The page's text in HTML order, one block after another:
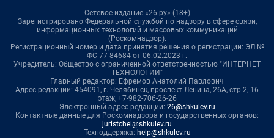
Сетевое издание «26.ру» (18+)
Зарегистрировано Федеральной службой по надзору в сфере связи,
информационных технологий и массовых коммуникаций
(Роскомнадзор).
Регистрационный номер и дата принятия решения о регистрации: ЭЛ №
ФС 77-84684 от 06.02.2023 г.
Учредитель: Общество с ограниченной ответственностью "ИНТЕРНЕТ
ТЕХНОЛОГИИ"
Главный редактор: Ефремов Анатолий Павлович
Адрес редакции: 454091, г. Челябинск, проспект Ленина, 26А, стр.2, 16
этаж, +7-982-706-26-26
Электронный адрес редакции: 26@shkulev.ru
Контактные данные для Роскомнадзора и государственных органов:
juristchel@shkulev.ru
Техподдержка: help@shkulev.ru